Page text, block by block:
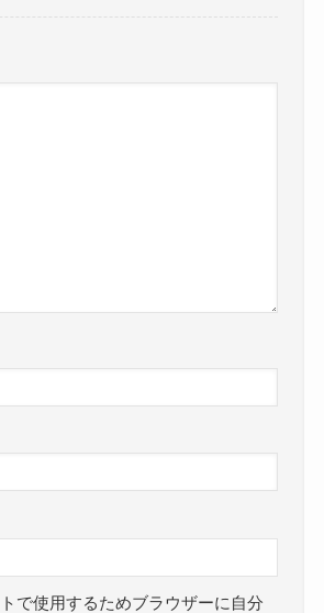
で使用するためブラウザーに自分